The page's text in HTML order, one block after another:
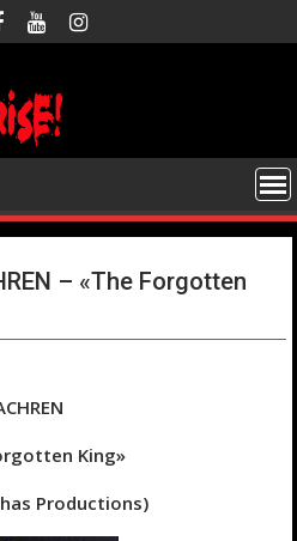
– «The Forgotten
King»
Productions)